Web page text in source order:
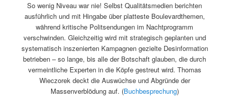
So wenig Niveau war nie! Selbst Qualitätsmedien berichten
ausführlich und mit Hingabe über platteste Boulevardthemen,
während kritische Politsendungen im Nachtprogramm
verschwinden. Gleichzeitig wird mit strategisch geplanten und
systematisch inszenierten Kampagnen gezielte Desinformation
betrieben – so lange, bis alle der Botschaft glauben, die durch
vermeintliche Experten in die Köpfe gestreut wird. Thomas
Wieczorek deckt die Auswüchse und Abgründe der
Massenverblödung auf. (Buchbesprechung)